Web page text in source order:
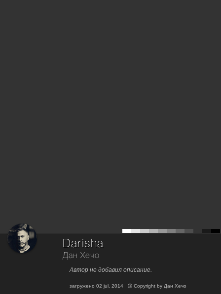
Darisha
Дан Хечо
Автор не добавил описание.
загружено 02 jul, 2014 Copyright by Дан Хечо